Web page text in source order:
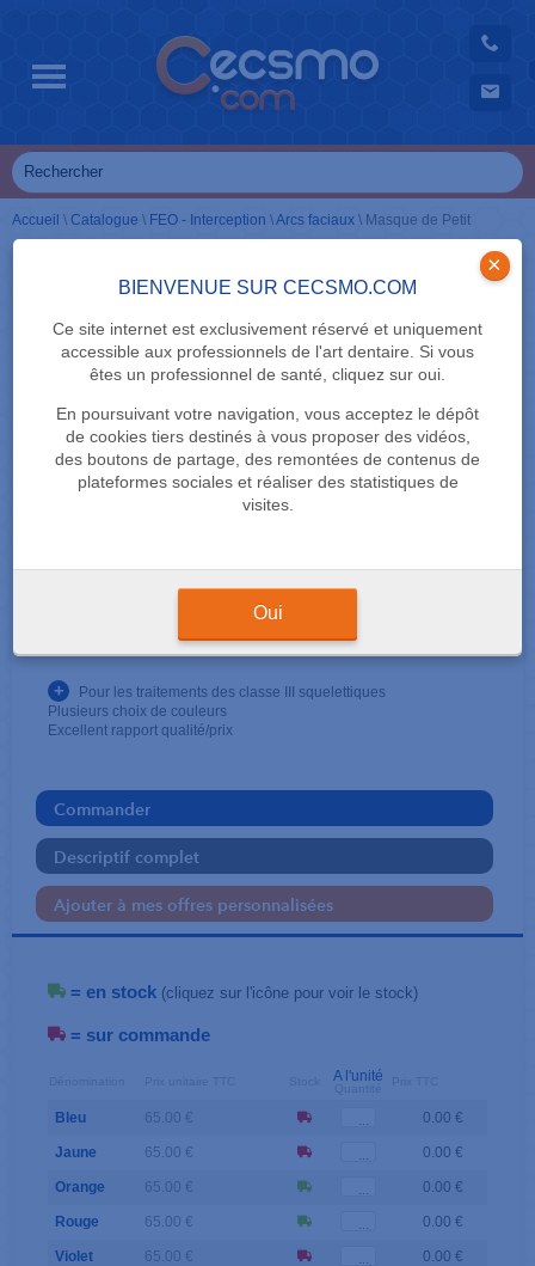
BIENVENUE SUR CECSMO.COM
Ce site internet est exclusivement réservé et uniquement
accessible aux professionnels de l'art dentaire. Si vous
êtes un professionnel de santé, cliquez sur oui.
En poursuivant votre navigation, vous acceptez le dépôt
de cookies tiers destinés à vous proposer des vidéos,
des boutons de partage, des remontées de contenus de
plateformes sociales et réaliser des statistiques de
visites.
×
Oui
Accueil \ Catalogue \ FEO - Interception \Arcs faciaux \ Masque de Petit
Masque de Petit
+
Pour les traitements des classe III squelettiques
Plusieurs choix de couleurs
Excellent rapport qualité/prix
Commander
Descriptif complet
Ajouter à mes offres personnalisées
= en stock (cliquez sur l'icône pour voir le stock)
= sur commande
A l'unité
Bleu 65.00 € 0.00 €
Jaune 65.00 € 0.00 €
Orange 65.00 € 0.00 €
Rouge 65.00 € 0.00 €
Violet 65.00 € 0.00 €